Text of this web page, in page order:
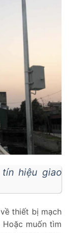
hiệu giao
thiết bị mạch
muốn tìm